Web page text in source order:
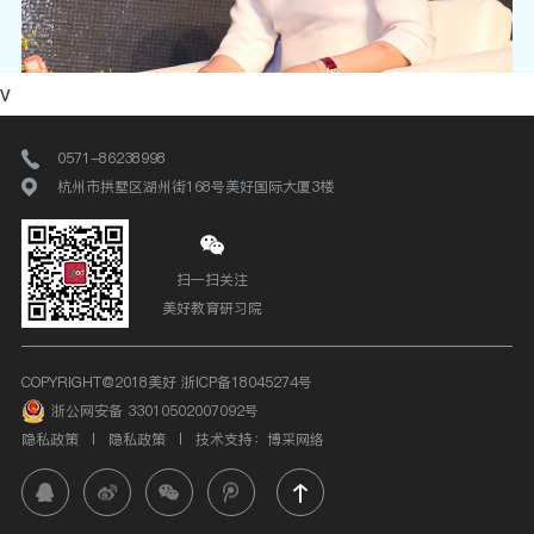
陶椿
v
0571-86238998
杭州市拱墅区湖州街168号美好国际大厦3楼
扫一扫关注
美好教育研习院
COPYRIGHT@2018美好 浙ICP备18045274号
浙公网安备 33010502007092号
隐私政策
隐私政策 技术支持：博采网络